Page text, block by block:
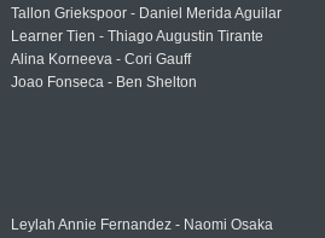
Tallon Griekspoor - Daniel Merida Aguilar
Learner Tien - Thiago Augustin Tirante
Alina Korneeva - Cori Gauff
Joao Fonseca - Ben Shelton
Leylah Annie Fernandez - Naomi Osaka